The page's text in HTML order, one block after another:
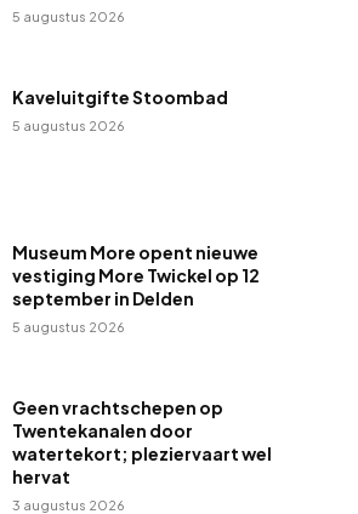
5 augustus 2026
Kaveluitgifte Stoombad
5 augustus 2026
Museum More opent nieuwe
vestiging More Twickel op 12
september in Delden
5 augustus 2026
Geen vrachtschepen op
Twentekanalen door
watertekort; pleziervaart wel
hervat
3 augustus 2026